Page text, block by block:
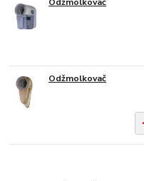
Odžmolkovač
Odžmolkovač